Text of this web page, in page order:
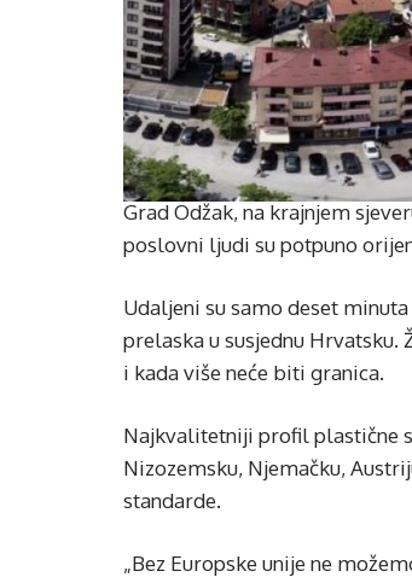
Grad Odžak, na krajnjem
poslovni ljudi su potpuno
Udaljeni su samo deset
prelaska u susjednu Hrvatsku.
i kada više neće biti granica.
Najkvalitetniji profil plastične
Nizozemsku, Njemačku,
standarde.
„Bez Europske unije ne